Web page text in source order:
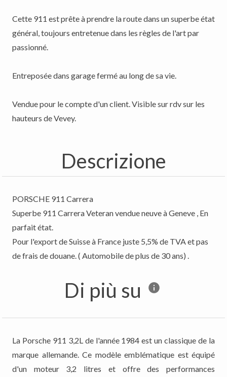
Cette 911 est prête à prendre la route dans un superbe état
général, toujours entretenue dans les règles de l'art par
passionné.
Entreposée dans garage fermé au long de sa vie.
Vendue pour le compte d'un client. Visible sur rdv sur les
hauteurs de Vevey.
Descrizione
PORSCHE 911 Carrera
Superbe 911 Carrera Veteran vendue neuve à Geneve , En
parfait état.
Pour l'export de Suisse à France juste 5,5% de TVA et pas
de frais de douane. ( Automobile de plus de 30 ans) .
Di più su
La Porsche 911 3,2L de l'année 1984 est un classique de la
marque allemande. Ce modèle emblématique est équipé
d'un moteur 3,2 litres et offre des performances